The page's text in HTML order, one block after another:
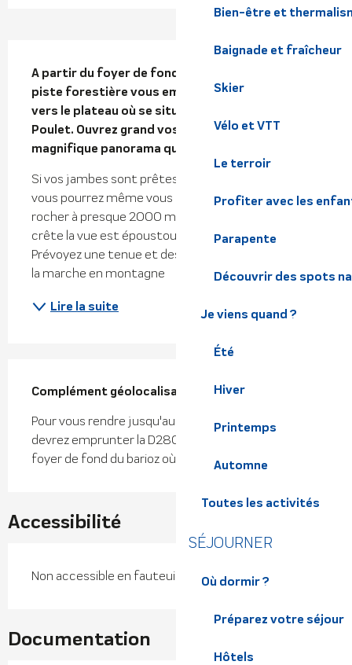
Bien-être et
Baignade et fraîcheur
Skier
Vélo et VTT
Le terroir
Profiter avec les
Parapente
Découvrir des spots
Je viens quand ?
Été
Hiver
Printemps
Automne
Toutes les activités
SÉJOURNER
Où dormir ?
Préparez votre séjour
Hôtels
Description
A partir du foyer de fond du Barioz, une petite
piste forestière vous emmènera tranquillement
vers le plateau où se situe de refuge du Crêt du
Poulet. Ouvrez grand vos yeux pour admirer le
magnifique panorama qui s'offrira alors à vous.
Si vos jambes sont prêtes à continuer la marche,
vous pourrez même vous rendre jusqu'au grand
rocher à presque 2000 mètres d'altitude, sur la
crête la vue est époustouflante. Bon à savoir
Prévoyez une tenue et des chaussures adaptées à
la marche en montagne
Lire la suite
Complément géolocalisation
Complément géolocalisation
Pour vous rendre jusqu'au parking de départ, vous
devrez emprunter la D280 puis la D281B jusqu'au
foyer de fond du barioz où vous pourrez vous garer.
Accessibilité
Non accessible en fauteuil roulant
Documentation